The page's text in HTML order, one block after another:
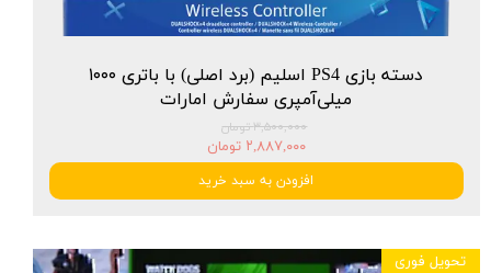
دسته بازی PS4 اسلیم (برد اصلی) با باتری ۱۰۰۰
میلی‌آمپری سفارش امارات
۳,۵۰۰,۰۰۰ تومان
۲,۸۸۷,۰۰۰ تومان
افزودن به سبد خرید
تحویل فوری